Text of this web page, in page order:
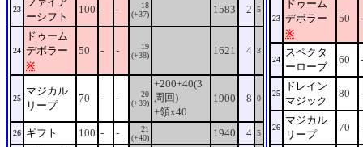
23
ーシフト
100 - -
18
(+37)
1583 2 5
24
ドゥーム
デボラー
※
50 - -
19
(+38)
1621 4 3
25
マジカル
リープ
70 - -
20
(+39)
+200+40(3
周回)
+領x40
1900 8 0
26 ギフト 100 - -
21
(+40)
1940 4 5
23
ドゥーム
デボラー
※
50 -
24
スペクタ
ーローブ
60 -
25
ドレイン
マジック
80 -
26
マジカル
リープ
70 -